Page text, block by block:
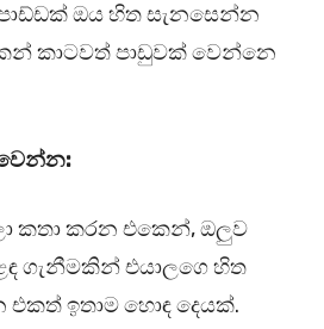
ඔය හිත සැනසෙන්න
කාටවත් පාඩුවක් වෙන්නෙ
කතා කරන එකෙන්, ඔලුව
ගැනීමකින් එයාලගෙ හිත
ඉතාම හොඳ දෙයක්.